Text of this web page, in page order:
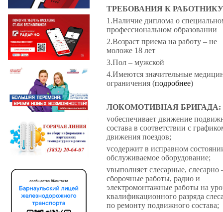
ТРЕБОВАНИЯ К
1.Наличие диплома о
профессиональном образовании
2.Возраст приема на работу – не
моложе 18 лет
3.Пол – мужской
4.Имеются значительные
ограничения (подробнее)
ЛОКОМОТИВНАЯ БРИГАДА:
vобеспечивает движение
состава в соответствии с
движения поездов;
vсодержит в исправном
обслуживаемое оборудование;
vвыполняет слесарные, слесарно
сборочные работы, радио и
электромонтажные работы на
квалификационного разряда
по ремонту подвижного состава;